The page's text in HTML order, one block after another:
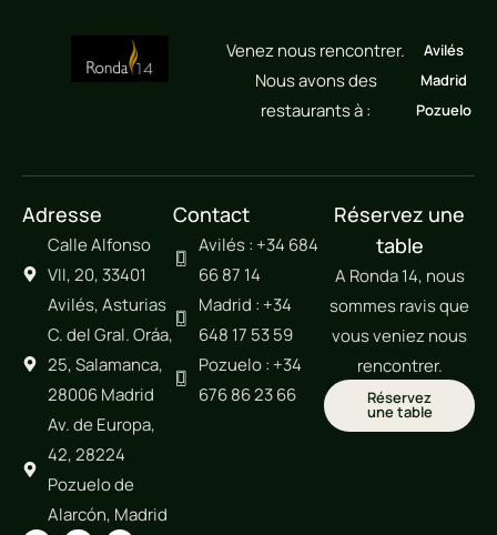
Venez nous rencontrer.
Nous avons des
restaurants à :
Avilés
Madrid
Pozuelo
Adresse
Calle Alfonso
VII, 20, 33401
Avilés, Asturias
C. del Gral. Oráa,
25, Salamanca,
28006 Madrid
Av. de Europa,
42, 28224
Pozuelo de
Alarcón, Madrid
Contact
Avilés : +34 684
66 87 14
Madrid : +34
648 17 53 59
Pozuelo : +34
676 86 23 66
Réservez une
table
A Ronda 14, nous
sommes ravis que
vous veniez nous
rencontrer.
Réservez
une table